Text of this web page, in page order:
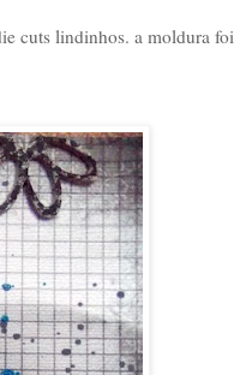
cuts lindinhos. a moldura foi